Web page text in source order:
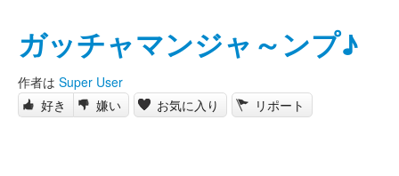
ガッチャマンジャ～ンプ♪
作者は Super User
好き
嫌い お気に入り リポート